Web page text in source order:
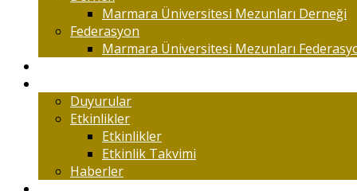
Marmara Üniversitesi Mezunları Derneği
Federasyon
Marmara Üniversitesi Mezunları
Duyurular
Etkinlikler
Etkinlikler
Etkinlik Takvimi
Haberler